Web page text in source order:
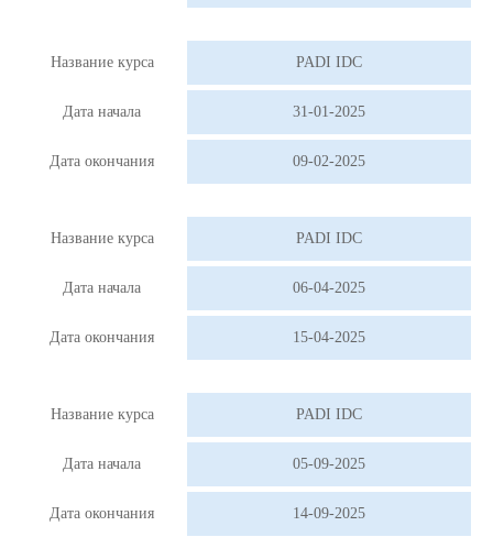
Название курса PADI IDC
Дата начала 31-01-2025
Дата окончания 09-02-2025
Название курса PADI IDC
Дата начала 06-04-2025
Дата окончания 15-04-2025
Название курса PADI IDC
Дата начала 05-09-2025
Дата окончания 14-09-2025